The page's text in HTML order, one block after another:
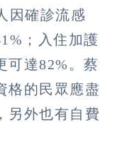
因確診流感
；入住加護
可達82%。蔡
格的民眾應盡
另外也有自費